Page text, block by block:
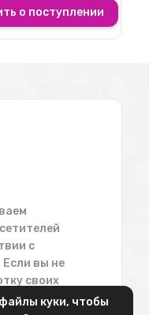
куки, чтобы
о поступлении
с
Если вы не
своих
необходимо